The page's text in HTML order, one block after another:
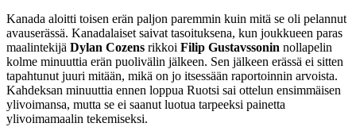
Kanada aloitti toisen erän paljon paremmin kuin mitä se oli pelannut
avauserässä. Kanadalaiset saivat tasoituksena, kun joukkueen paras
maalintekijä Dylan Cozens rikkoi Filip Gustavssonin nollapelin
kolme minuuttia erän puolivälin jälkeen. Sen jälkeen erässä ei sitten
tapahtunut juuri mitään, mikä on jo itsessään raportoinnin arvoista.
Kahdeksan minuuttia ennen loppua Ruotsi sai ottelun ensimmäisen
ylivoimansa, mutta se ei saanut luotua tarpeeksi painetta
ylivoimamaalin tekemiseksi.